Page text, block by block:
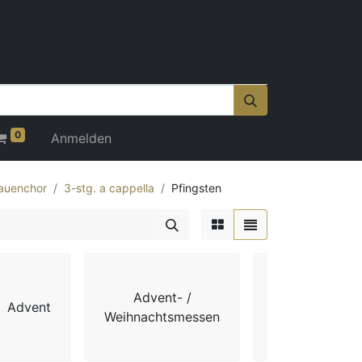
0 Anmelden
3-stg. a cappella Pfingsten
Advent
Advent- /
Weihnachtsmessen